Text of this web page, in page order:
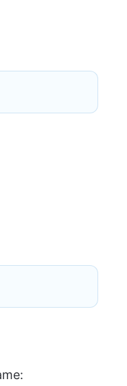
2)}
x-